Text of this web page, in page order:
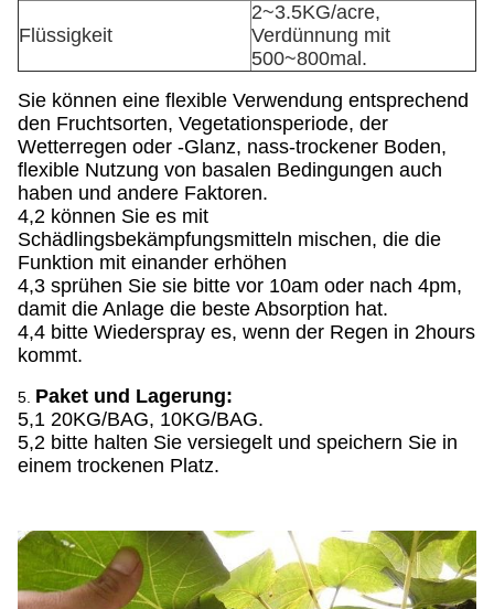
Flüssigkeit
2~3.5KG/acre,
Verdünnung mit
500~800mal.
Sie können eine flexible Verwendung entsprechend
den Fruchtsorten, Vegetationsperiode, der
Wetterregen oder -Glanz, nass-trockener Boden,
flexible Nutzung von basalen Bedingungen auch
haben und andere Faktoren.
4,2 können Sie es mit
Schädlingsbekämpfungsmitteln mischen, die die
Funktion mit einander erhöhen
4,3 sprühen Sie sie bitte vor 10am oder nach 4pm,
damit die Anlage die beste Absorption hat.
4,4 bitte Wiederspray es, wenn der Regen in 2hours
kommt.
5. Paket und Lagerung:
5,1 20KG/BAG, 10KG/BAG.
5,2 bitte halten Sie versiegelt und speichern Sie in
einem trockenen Platz.